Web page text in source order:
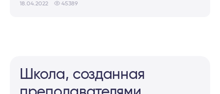
18.04.2022 45389
Школа, созданная